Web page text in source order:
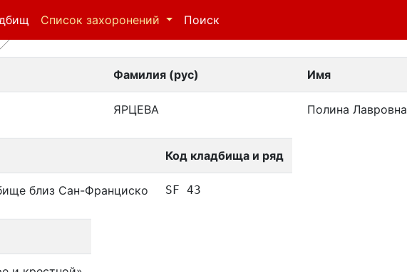
Список захоронений Поиск
Фамилия (рус) Имя
ЯРЦЕВА Полина Лавровна
Код кладбища и ряд
близ Сан-Франциско SF 43